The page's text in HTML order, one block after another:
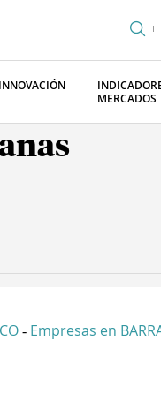
INNOVACIÓN
MERCADOS
- Empresas en